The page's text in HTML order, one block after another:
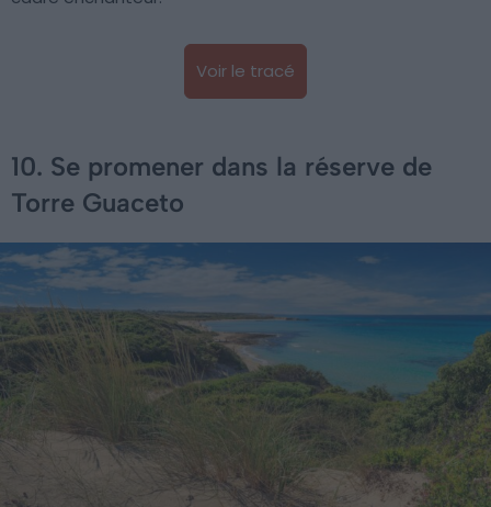
Voir le tracé
10. Se promener dans la réserve de
Torre Guaceto